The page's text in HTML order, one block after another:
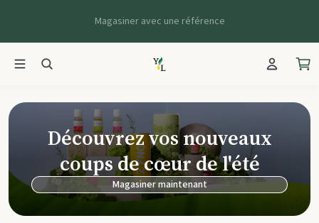
Magasiner avec une référence
Young Living
Découvrez vos nouveaux
coups de cœur de l'été
Magasiner maintenant